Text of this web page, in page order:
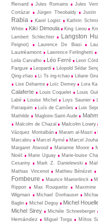
Renard
Jules Romains Jules
Cortázar
Jürgen Theobaldy Justin
Rabia
Karel Logist Kathrin
White
Kiki Dimoula King Lieou
Lambert Schlechter Langston
Peignot)
Laurence De Biasi
Lautréamont Lawrence Ferlinghetti
Leila Carvalho
Léo Ferré Leon
Fargue
Leopardi Léopold Sédar
Qing-zhao
Li Ts ing-tchao Liliane
Lise Deharme
Loïc Demey Lora Ka
Calaferte
Louis Coquelet Louis
Labé
Louise Michel Loys Saunier
Patraquim
Luís de Camões Luis
Mathilde
Magloire-Saint-Aude
Malcolm de Chazal
Malcolm Lowry
Vázquez Montalbán
Maram al-Masri
Marcabru
Marcel Aymé Marcel
Margaret Atwood
Marianne Moore
Noël
Marie Uguay Marie-louise
Cesariny
Mark Z. Danielewski
Mathias Vincenot
Mathieu Bénézet
Fombeure
Maurice Maeterlinck
Rippon
Max Rouquette Maximine
Wigman
Michael Donhauser
Baglin
Michel Deguy Michel
Michel Sirey Michèle Schneeberger
Hernández
Miguel Torga Mìltos